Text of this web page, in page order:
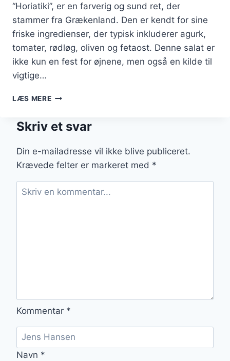
“Horiatiki”, er en farverig og sund ret, der
stammer fra Grækenland. Den er kendt for sine
friske ingredienser, der typisk inkluderer agurk,
tomater, rødløg, oliven og fetaost. Denne salat er
ikke kun en fest for øjnene, men også en kilde til
vigtige…
LÆS MEREGRÆSK
AGURK
OLIVEN
Skriv et svar
Din e-mailadresse vil ikke blive publiceret.
Krævede felter er markeret med *
Kommentar *
Navn *